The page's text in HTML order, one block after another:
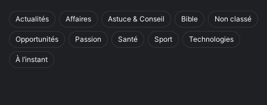
Actualités Affaires Astuce & Conseil Bible Non classé
Opportunités Passion Santé Sport Technologies
À l’instant